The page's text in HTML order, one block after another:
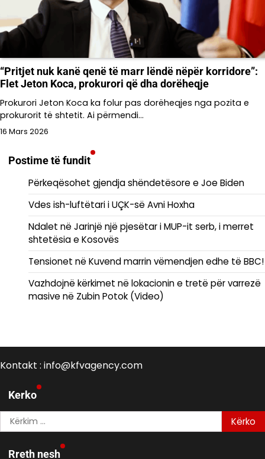
“Pritjet nuk kanë qenë të marr lëndë nëpër korridore”:
Flet Jeton Koca, prokurori që dha dorëheqje
Prokurori Jeton Koca ka folur pas dorëheqjes nga pozita e
prokurorit të shtetit. Ai përmendi…
16 Mars 2026
Postime të fundit
Përkeqësohet gjendja shëndetësore e Joe Biden
Vdes ish-luftëtari i UÇK-së Avni Hoxha
Ndalet në Jarinjë një pjesëtar i MUP-it serb, i merret
shtetësia e Kosovës
Tensionet në Kuvend marrin vëmendjen edhe të BBC!
Vazhdojnë kërkimet në lokacionin e tretë për varrezë
masive në Zubin Potok (Video)
Kontakt : info@kfvagency.com
Kerko
Kërko
për:
Rreth nesh